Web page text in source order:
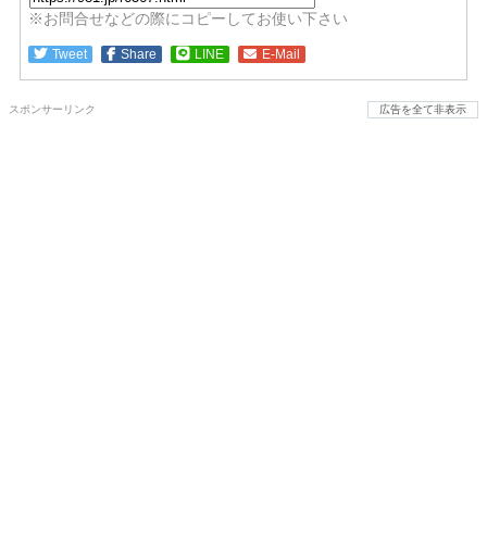
※お問合せなどの際にコピーしてお使い下さい
Tweet Share LINE E-Mail
スポンサーリンク 広告を全て非表示